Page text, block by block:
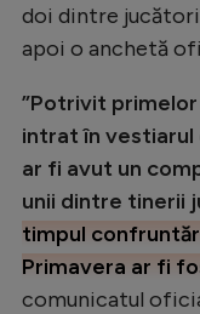
Tenis
Auto
doi dintre
apoi o anchetă
”Potrivit
intrat în vestiarul
ar fi avut un
unii dintre tinerii
timpul
Primavera ar fi
comunicatul